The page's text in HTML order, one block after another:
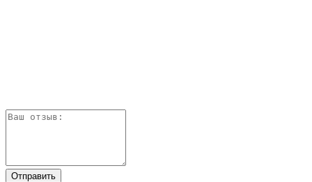
Отправить